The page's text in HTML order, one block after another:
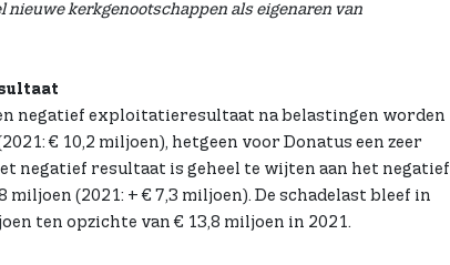
nieuwe kerkgenootschappen als eigenaren van
negatief exploitatieresultaat na belastingen worden
€ 10,2 miljoen), hetgeen voor Donatus een zeer
negatief resultaat is geheel te wijten aan het negatief
(2021: + € 7,3 miljoen). De schadelast bleef in
ten opzichte van € 13,8 miljoen in 2021.